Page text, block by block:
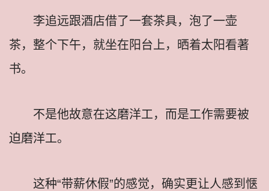
李追远跟酒店借了一套茶具，泡了一壶
茶，整个下午，就坐在阳台上，晒着太阳看著
书。
不是他故意在这磨洋工，而是工作需要被
迫磨洋工。
这种“带薪休假”的感觉，确实更让人感到惬